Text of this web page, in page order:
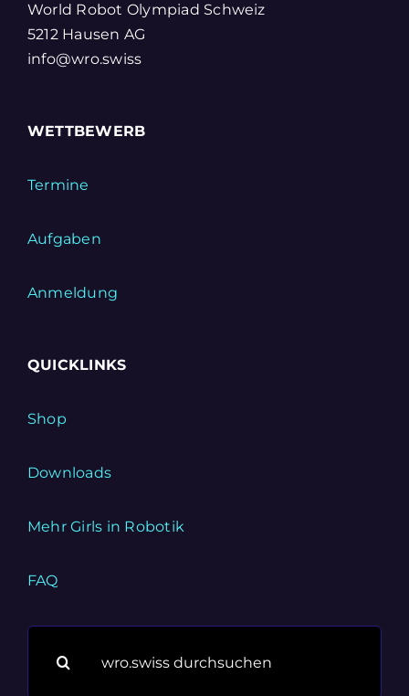
World Robot Olympiad Schweiz
5212 Hausen AG
info@wro.swiss
WETTBEWERB
Termine
Aufgaben
Anmeldung
QUICKLINKS
Shop
Downloads
Mehr Girls in Robotik
FAQ
nach: